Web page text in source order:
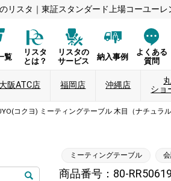
リスタ｜東証スタンダード上場コーユー
覧
リスタ
とは？
リスタの
サービス
納入事例
よくある
質問
大阪ATC店 福岡店 沖縄店
ショ
コクヨ) ミーティングテーブル 木目（ナチュラル
ミーティングテーブル
商品番号：80-